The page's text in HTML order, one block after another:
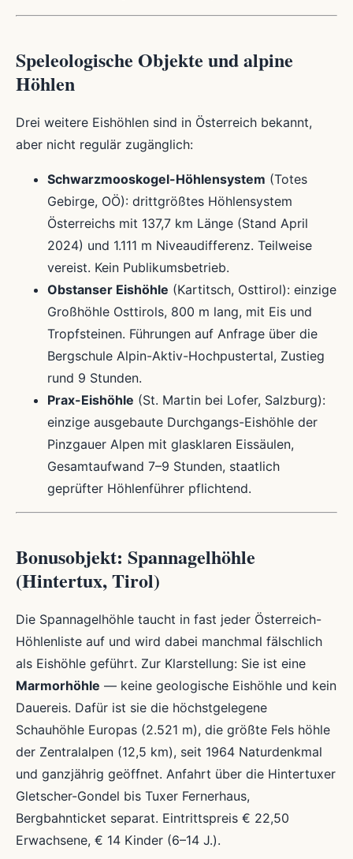
Speleologische Objekte und alpine
Höhlen
Drei weitere Eishöhlen sind in Österreich bekannt,
aber nicht regulär zugänglich:
Schwarzmooskogel-Höhlensystem (Totes
Gebirge, OÖ): drittgrößtes Höhlensystem
Österreichs mit 137,7 km Länge (Stand April
2024) und 1.111 m Niveaudifferenz. Teilweise
vereist. Kein Publikumsbetrieb.
Obstanser Eishöhle (Kartitsch, Osttirol): einzige
Großhöhle Osttirols, 800 m lang, mit Eis und
Tropfsteinen. Führungen auf Anfrage über die
Bergschule Alpin-Aktiv-Hochpustertal, Zustieg
rund 9 Stunden.
Prax-Eishöhle (St. Martin bei Lofer, Salzburg):
einzige ausgebaute Durchgangs-Eishöhle der
Pinzgauer Alpen mit glasklaren Eissäulen,
Gesamtaufwand 7–9 Stunden, staatlich
geprüfter Höhlenführer pflichtend.
Bonusobjekt: Spannagelhöhle
(Hintertux, Tirol)
Die Spannagelhöhle taucht in fast jeder Österreich-
Höhlenliste auf und wird dabei manchmal fälschlich
als Eishöhle geführt. Zur Klarstellung: Sie ist eine
Marmorhöhle — keine geologische Eishöhle und kein
Dauereis. Dafür ist sie die höchstgelegene
Schauhöhle Europas (2.521 m), die größte Fels höhle
der Zentralalpen (12,5 km), seit 1964 Naturdenkmal
und ganzjährig geöffnet. Anfahrt über die Hintertuxer
Gletscher-Gondel bis Tuxer Fernerhaus,
Bergbahnticket separat. Eintrittspreis € 22,50
Erwachsene, € 14 Kinder (6–14 J.).